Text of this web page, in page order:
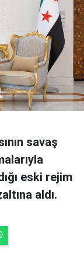
savaş
eski rejim
aldı.